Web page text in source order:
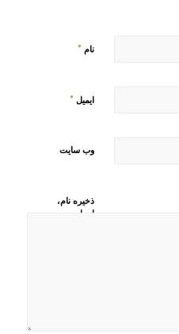
نام *
ایمیل *
وب‌ سایت
ذخیره نام،
ایمیل و